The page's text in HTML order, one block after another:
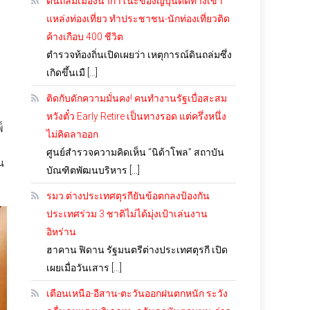
แหล่งท่องเที่ยว ทำประชาชน-นักท่องเที่ยวติด
ค้างเกือบ 400 ชีวิต
ตำรวจท้องถิ่นเปิดเผยว่า เหตุการณ์ดินถล่มซึ่ง
เกิดขึ้นเมื […]
ติดกับดักความมั่นคง! คนทำงานรัฐเบื่อสะสม
หวังตั๋ว Early Retire เป็นทางรอด แต่ครึ่งหนึ่ง
ไม่คิดลาออก
ศูนย์สำรวจความคิดเห็น “นิด้าโพล” สถาบัน
บัณฑิตพัฒนบริหาร […]
รมว.ต่างประเทศตุรกียันข้อตกลงป้องกัน
ประเทศร่วม 3 ชาติไม่ได้มุ่งเป้าเล่นงาน
อิหร่าน
ฮาคาน ฟิดาน รัฐมนตรีต่างประเทศตุรกี เปิด
เผยเมื่อวันเสาร […]
เตือนเหนือ-อีสาน-ตะวันออกฝนตกหนัก ระวัง